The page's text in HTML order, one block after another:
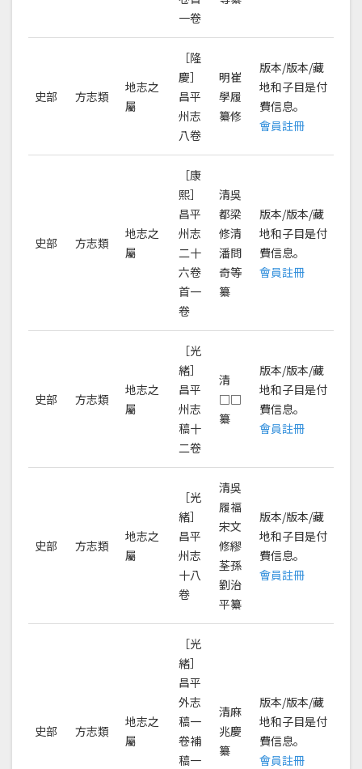
一卷
史部 方志類
地志之
屬
［隆
慶］
昌平
州志
八卷
明崔
學履
纂修
版本/版本/藏
地和子目是付
費信息。
會員註冊
史部 方志類
地志之
屬
［康
熙］
昌平
州志
二十
六卷
首一
卷
清吳
都梁
修清
潘問
奇等
纂
版本/版本/藏
地和子目是付
費信息。
會員註冊
史部 方志類
地志之
屬
［光
緒］
昌平
州志
稿十
二卷
清
□□
纂
版本/版本/藏
地和子目是付
費信息。
會員註冊
史部 方志類
地志之
屬
［光
緒］
昌平
州志
十八
卷
清吳
履福
宋文
修繆
荃孫
劉治
平纂
版本/版本/藏
地和子目是付
費信息。
會員註冊
史部 方志類
地志之
屬
［光
緒］
昌平
外志
稿一
卷補
稿一
清麻
兆慶
纂
版本/版本/藏
地和子目是付
費信息。
會員註冊